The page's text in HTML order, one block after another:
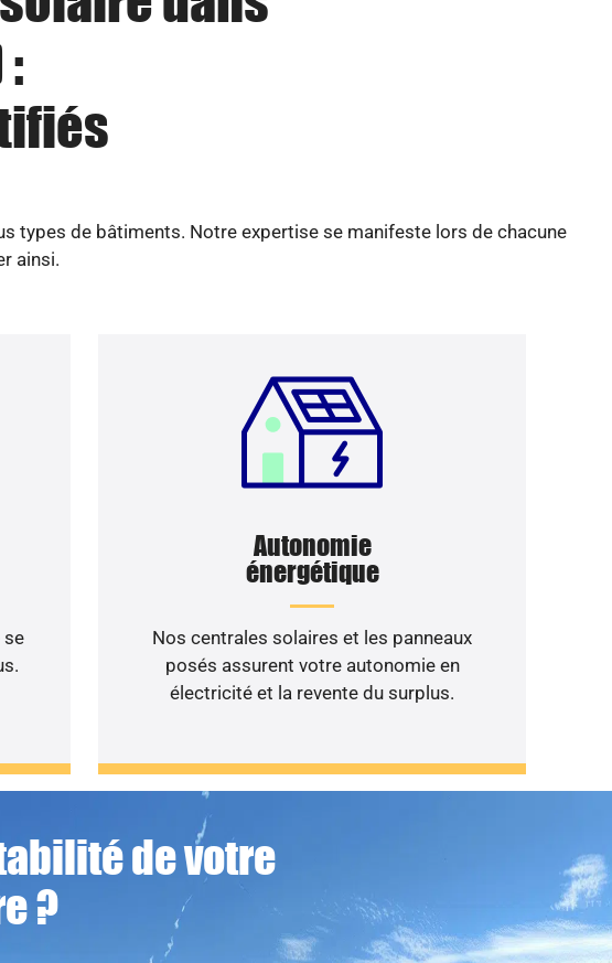
types de bâtiments. Notre expertise se manifeste lors de chacune
ainsi.
se
Autonomie
énergétique
Nos centrales solaires et les panneaux
posés assurent votre autonomie en
électricité et la revente du surplus.
de votre
?